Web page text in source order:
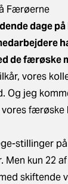
Færøerne
dage
de færøske
vores
Og jeg
færøske
stillinger
kun 22
skiftende